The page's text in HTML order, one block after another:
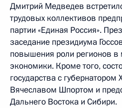
Дмитрий Медведев
трудовых коллективов
партии «Единая Россия».
заседание президиума
повышения роли регионов в
экономики. Кроме того,
государства с губернатором
Вячеславом Шпортом и
Дальнего Востока и Сибири.